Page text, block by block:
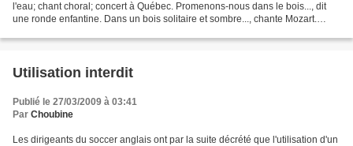
l'eau; chant choral; concert à Québec. Promenons-nous dans le bois..., dit
une ronde enfantine. Dans un bois solitaire et sombre..., chante Mozart.
Utilisation interdit
Publié le 27/03/2009 à 03:41
Par Choubine
Les dirigeants du soccer anglais ont par la suite décrété que l'utilisation d'un